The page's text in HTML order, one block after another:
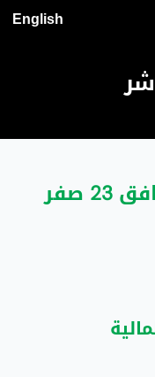
English
الجمعة 7-8-2026 الموافق 23 صفر